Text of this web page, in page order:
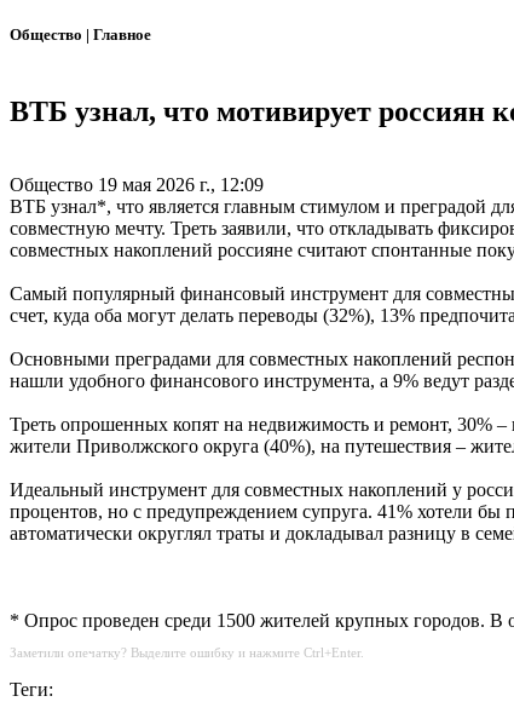
Общество | Главное
ВТБ узнал, что мотивирует россиян
Общество 19 мая 2026 г., 12:09
ВТБ узнал*, что является главным стимулом и преградой
совместную мечту. Треть заявили, что откладывать
совместных накоплений россияне считают спонтанные
Самый популярный финансовый инструмент для
счет, куда оба могут делать переводы (32%), 13%
Основными преградами для совместных накоплений
нашли удобного финансового инструмента, а 9% ведут
Треть опрошенных копят на недвижимость и ремонт, 30% –
жители Приволжского округа (40%), на путешествия –
Идеальный инструмент для совместных накоплений у
процентов, но с предупреждением супруга. 41% хотели
автоматически округлял траты и докладывал разницу в
* Опрос проведен среди 1500 жителей крупных городов. В
Заметили опечатку? Выделите ошибку и нажмите Ctrl+Enter.
Теги: